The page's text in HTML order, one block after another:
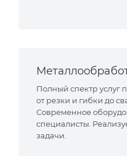
Полный спектр услуг
от резки и гибки до
Современное
специалисты.
задачи.